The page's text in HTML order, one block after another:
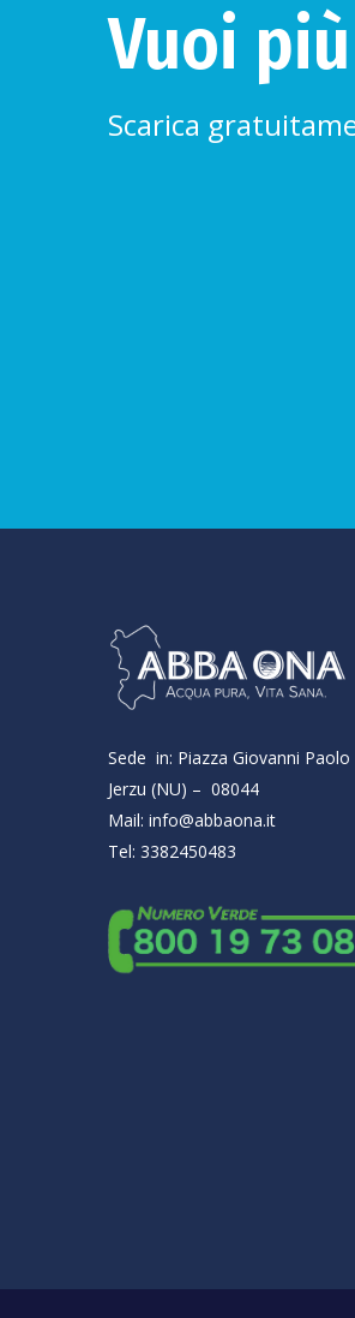
Vuoi
Scarica
Sede in: Piazza Giovanni Paolo
Jerzu (NU) – 08044
Mail: info@abbaona.it
Tel: 3382450483